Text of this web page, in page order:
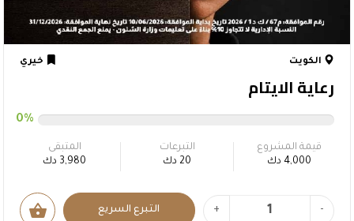
الكويت خيري
رعاية الايتام
0%
قيمة المشروع
4,000 دك
التبرعات
20 دك
المتبقى
3,980 دك
-
+ التبرع السريع shopping_basket